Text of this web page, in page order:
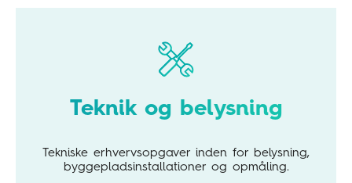
Teknik og belysning
Tekniske erhvervsopgaver inden for belysning,
byggepladsinstallationer og opmåling.